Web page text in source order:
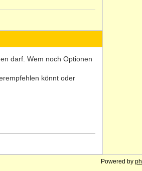
darf. Wem noch Optionen
könnt oder
Powered by